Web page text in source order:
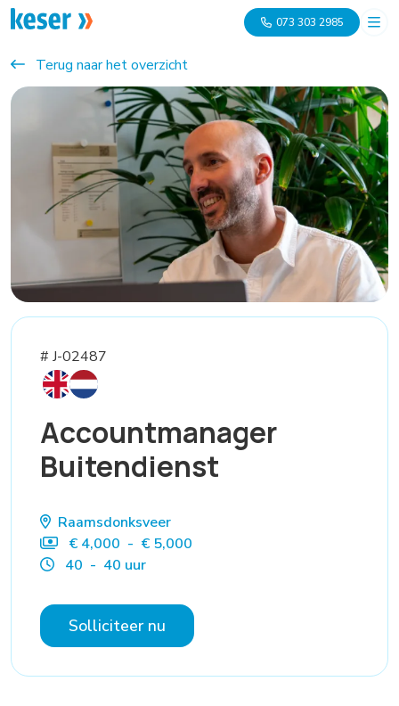
073 303 2985
Terug naar het overzicht
# J-02487
Accountmanager
Buitendienst
Raamsdonksveer
€ 4,000 - € 5,000
40 - 40 uur
Solliciteer nu